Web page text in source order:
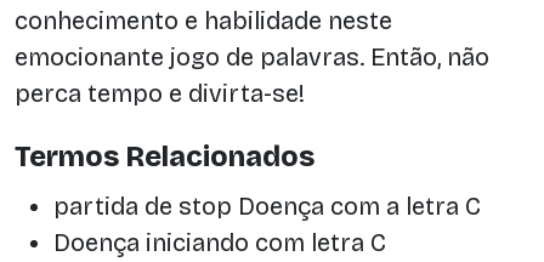
conhecimento e habilidade neste
emocionante jogo de palavras. Então, não
perca tempo e divirta-se!
Termos Relacionados
partida de stop Doença com a letra C
Doença iniciando com letra C